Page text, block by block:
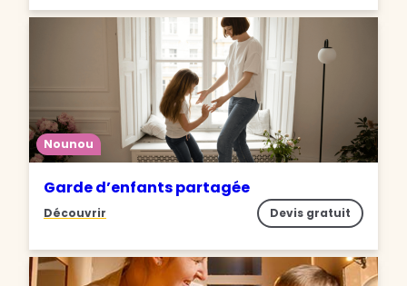
Nounou
Garde d’enfants partagée
Découvrir Devis gratuit